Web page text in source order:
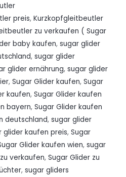
preis, Kurzkopfgleitbeutler
zu verkaufen ( Sugar
baby kaufen, sugar glider
, sugar glider
glider ernährung, sugar glider
, Sugar Glider kaufen, Sugar
kaufen, Sugar Glider kaufen
bayern, Sugar Glider kaufen
deutschland, sugar glider
glider kaufen preis, Sugar
Glider kaufen wien, sugar
verkaufen, Sugar Glider zu
, sugar gliders